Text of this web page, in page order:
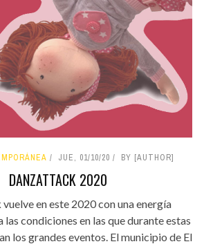
JUE, 01/10/20 BY [AUTHOR]
DANZATTACK 2020
en este 2020 con una energía
las condiciones en las que durante estas
los grandes eventos. El municipio de El